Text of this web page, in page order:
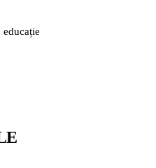
educație